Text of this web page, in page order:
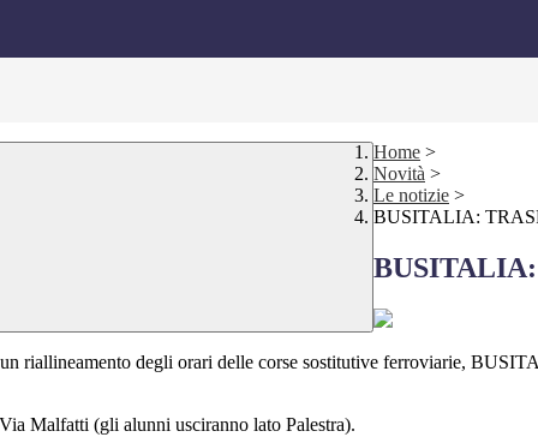
Home >
Novità >
Le notizie >
BUSITALIA:
riallineamento degli orari delle corse sostitutive ferroviarie,
Malfatti (gli alunni usciranno lato Palestra).